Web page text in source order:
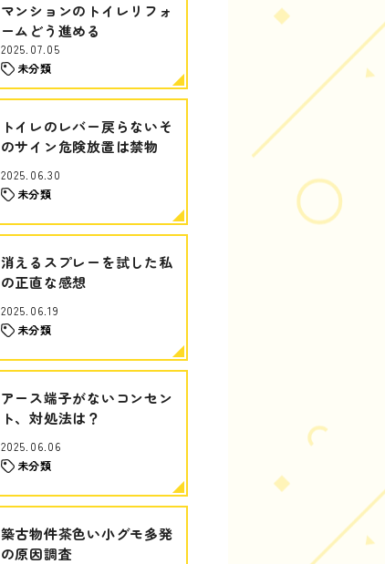
マンションのトイレリフォ
ームどう進める
2025.07.05
未分類
トイレのレバー戻らないそ
のサイン危険放置は禁物
2025.06.30
未分類
消えるスプレーを試した私
の正直な感想
2025.06.19
未分類
アース端子がないコンセン
ト、対処法は？
2025.06.06
未分類
築古物件茶色い小グモ多発
の原因調査